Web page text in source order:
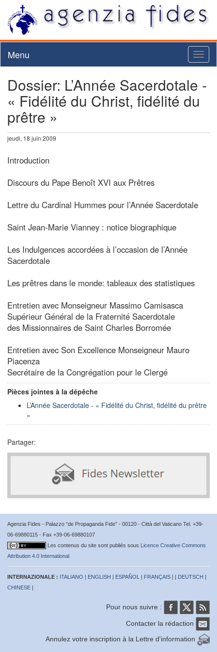
Menu
Dossier: L’Année Sacerdotale -
« Fidélité du Christ, fidélité du
prêtre »
jeudi, 18 juin 2009
Introduction
Discours du Pape Benoît XVI aux Prêtres
Lettre du Cardinal Hummes pour l’Année Sacerdotale
Saint Jean-Marie Vianney : notice biographique
Les Indulgences accordées à l’occasion de l’Année
Sacerdotale
Les prêtres dans le monde: tableaux des statistiques
Entretien avec Monseigneur Massimo Camisasca
Supérieur Général de la Fraternité Sacerdotale
des Missionnaires de Saint Charles Borromée
Entretien avec Son Excellence Monseigneur Mauro
Piacenza
Secrétaire de la Congrégation pour le Clergé
Pièces jointes à la dépêche
L’Année Sacerdotale - « Fidélité du Christ, fidélité du prêtre
»
Partager:
Agenzia Fides - Palazzo “de Propaganda Fide” - 00120 - Città del Vaticano Tel. +39-
06-69880115 - Fax +39-06-69880107
Les contenus du site sont publiés sous Licence Creative Commons
Attribution 4.0 International
INTERNAZIONALE : ITALIANO | ENGLISH | ESPAÑOL | FRANÇAIS | | DEUTSCH |
CHINESE |
Pour nous suivre :
Contacter la rédaction
Annulez votre inscription à la Lettre d'information